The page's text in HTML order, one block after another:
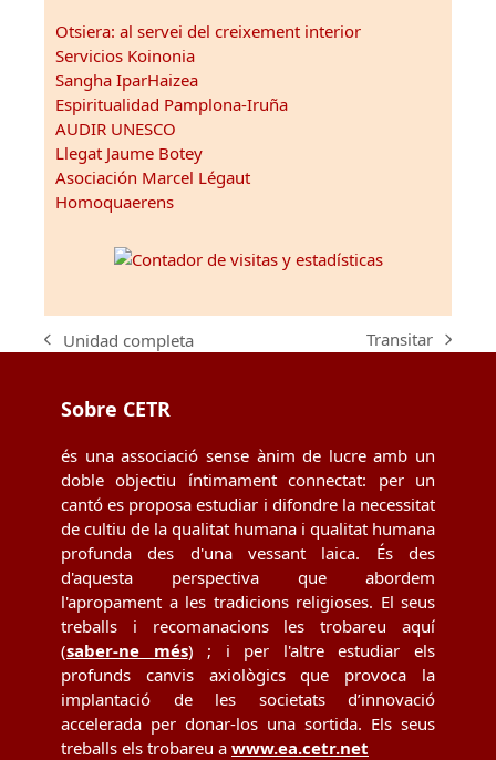
Otsiera: al servei del creixement interior
Servicios Koinonia
Sangha IparHaizea
Espiritualidad Pamplona-Iruña
AUDIR UNESCO
Llegat Jaume Botey
Asociación Marcel Légaut
Homoquaerens
previous
Unidad completa
next
Transitar
Sobre CETR
és una associació sense ànim de lucre amb un
doble objectiu íntimament connectat: per un
cantó es proposa estudiar i difondre la necessitat
de cultiu de la qualitat humana i qualitat humana
profunda des d'una vessant laica. És des
d'aquesta perspectiva que abordem
l'apropament a les tradicions religioses. El seus
treballs i recomanacions les trobareu aquí
(saber-ne més) ; i per l'altre estudiar els
profunds canvis axiològics que provoca la
implantació de les societats d’innovació
accelerada per donar-los una sortida. Els seus
treballs els trobareu a www.ea.cetr.net